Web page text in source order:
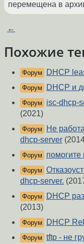
перемещена в
←
Похожие
Форум DHCP
Форум DHCP и
Форум
isc-dhcp-
(2021)
Форум
Не
dhcp-server
Форум помогите
Форум
dhcp-server.
Форум
DHCP
(2013)
Форум DHCP
Форум tftp - не